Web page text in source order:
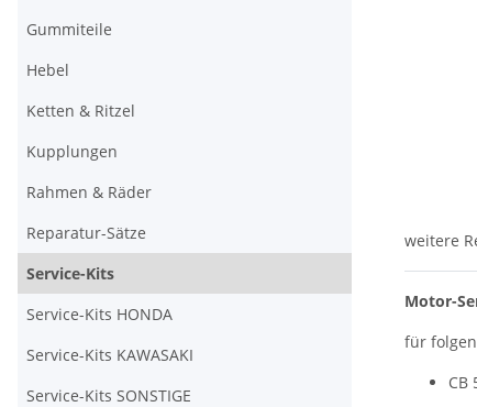
weitere
Motor-
für
CB
Gummiteile
Hebel
Ketten & Ritzel
Kupplungen
Rahmen & Räder
Reparatur-Sätze
Service-Kits
Service-Kits HONDA
Service-Kits KAWASAKI
Service-Kits SONSTIGE